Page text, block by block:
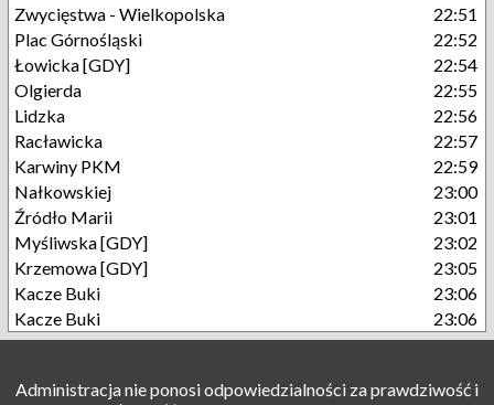
Zwycięstwa - Wielkopolska
22:51
Plac Górnośląski
22:52
Łowicka [GDY]
22:54
Olgierda
22:55
Lidzka
22:56
Racławicka
22:57
Karwiny PKM
22:59
Nałkowskiej
23:00
Źródło Marii
23:01
Myśliwska [GDY]
23:02
Krzemowa [GDY]
23:05
Kacze Buki
23:06
Kacze Buki
23:06
Administracja nie ponosi odpowiedzialności za prawdziwość i